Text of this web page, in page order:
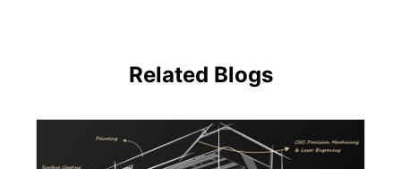
Related Blogs